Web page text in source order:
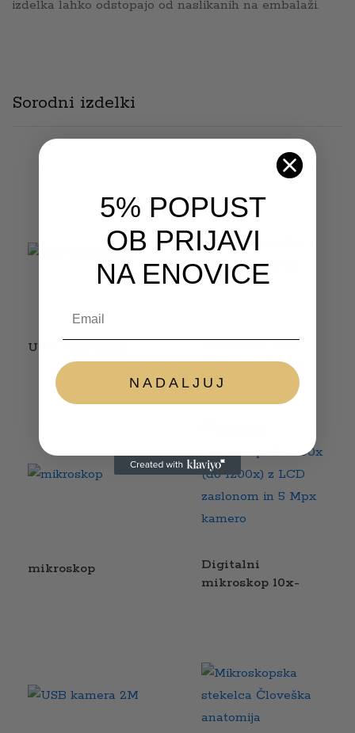
izdelka lahko odstopajo od naslikanih na embalaži.
Sorodni izdelki
USB mikroskop
Mikroskop 40x –
1280x zapakiran
mikroskop
Digitalni
mikroskop 10x-
5% POPUST
OB PRIJAVI
NA ENOVICE
NADALJUJ